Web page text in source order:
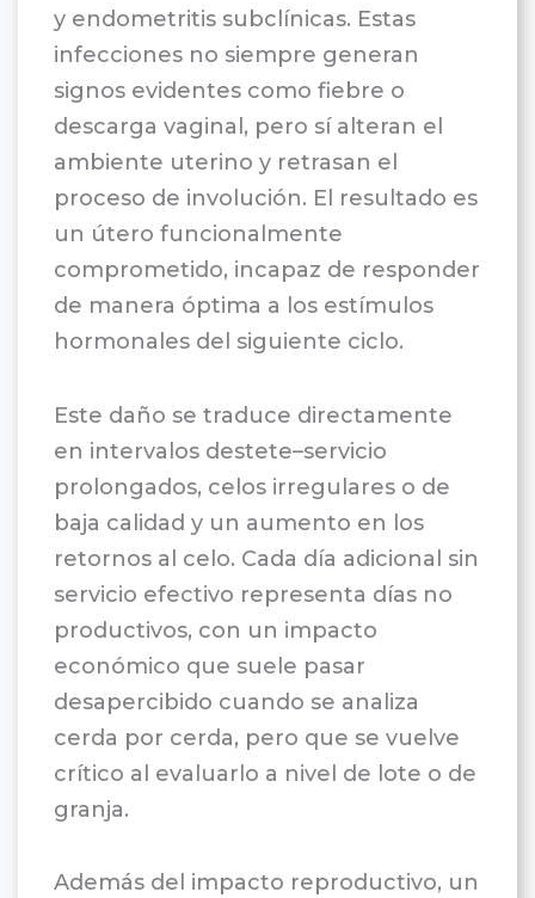
y endometritis subclínicas. Estas
infecciones no siempre generan
signos evidentes como fiebre o
descarga vaginal, pero sí alteran el
ambiente uterino y retrasan el
proceso de involución. El resultado es
un útero funcionalmente
comprometido, incapaz de responder
de manera óptima a los estímulos
hormonales del siguiente ciclo.
Este daño se traduce directamente
en intervalos destete–servicio
prolongados, celos irregulares o de
baja calidad y un aumento en los
retornos al celo. Cada día adicional sin
servicio efectivo representa días no
productivos, con un impacto
económico que suele pasar
desapercibido cuando se analiza
cerda por cerda, pero que se vuelve
crítico al evaluarlo a nivel de lote o de
granja.
Además del impacto reproductivo, un